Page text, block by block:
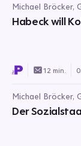
Michael Bröcker,
Habeck will
12 min.
Michael Bröcker,
Der